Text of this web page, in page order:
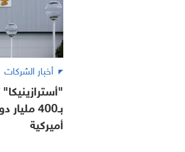
أخبار الشركات
بـ400
أميركية